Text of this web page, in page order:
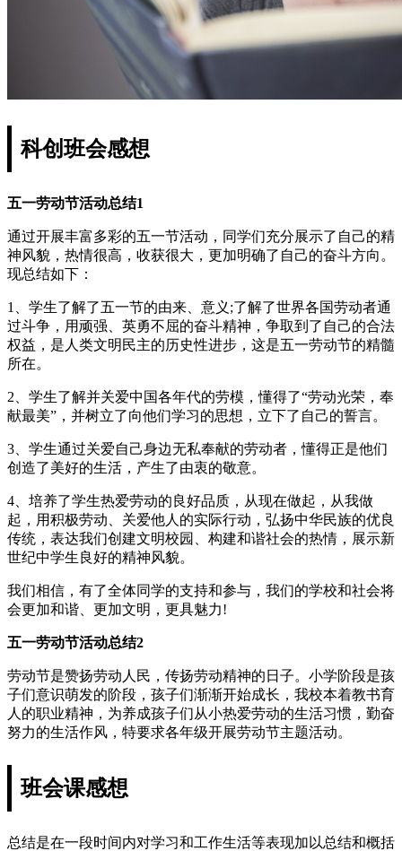
科创班会感想
五一劳动节活动总结1
通过开展丰富多彩的五一节活动，同学们充分展示了自己的精
神风貌，热情很高，收获很大，更加明确了自己的奋斗方向。
现总结如下：
1、学生了解了五一节的由来、意义;了解了世界各国劳动者通
过斗争，用顽强、英勇不屈的奋斗精神，争取到了自己的合法
权益，是人类文明民主的历史性进步，这是五一劳动节的精髓
所在。
2、学生了解并关爱中国各年代的劳模，懂得了“劳动光荣，奉
献最美”，并树立了向他们学习的思想，立下了自己的誓言。
3、学生通过关爱自己身边无私奉献的劳动者，懂得正是他们
创造了美好的生活，产生了由衷的敬意。
4、培养了学生热爱劳动的良好品质，从现在做起，从我做
起，用积极劳动、关爱他人的实际行动，弘扬中华民族的优良
传统，表达我们创建文明校园、构建和谐社会的热情，展示新
世纪中学生良好的精神风貌。
我们相信，有了全体同学的支持和参与，我们的学校和社会将
会更加和谐、更加文明，更具魅力!
五一劳动节活动总结2
劳动节是赞扬劳动人民，传扬劳动精神的日子。小学阶段是孩
子们意识萌发的阶段，孩子们渐渐开始成长，我校本着教书育
人的职业精神，为养成孩子们从小热爱劳动的生活习惯，勤奋
努力的生活作风，特要求各年级开展劳动节主题活动。
班会课感想
总结是在一段时间内对学习和工作生活等表现加以总结和概括